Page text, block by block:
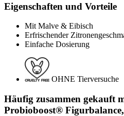
Eigenschaften und Vorteile
Mit Malve & Eibisch
Erfrischender
Einfache Dosierung
OHNE Tierversuche
Häufig zusammen gekauft
Probioboost®